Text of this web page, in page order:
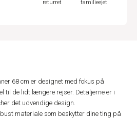
returret
familieejet
68 cm er designet med fokus på
til de lidt længere rejser. Detaljerne er i
det udvendige design.
materiale som beskytter dine ting på